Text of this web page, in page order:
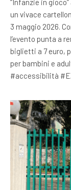
“Infanzie in
un vivace
3 maggio 2026.
l’evento punta a
biglietti a 7 euro,
per bambini e
#accessibilità